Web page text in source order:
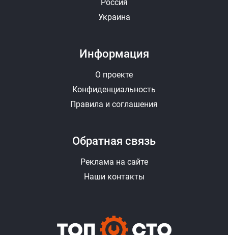
Россия
Украина
Информация
О проекте
Конфиденциальность
Правила и соглашения
Обратная связь
Реклама на сайте
Наши контакты